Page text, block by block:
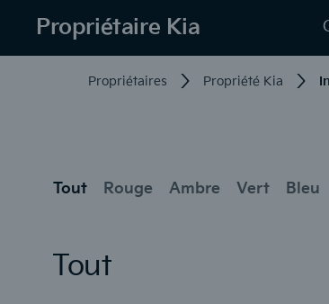
Propriétaire Kia
Propriétaires Propriété Kia
Tout Rouge Ambre Vert Bleu
Tout